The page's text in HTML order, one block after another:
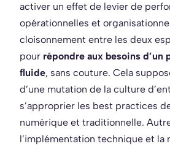
activer un effet de levier de
opérationnelles et
cloisonnement entre les deux
pour répondre aux besoins d’un
fluide, sans couture. Cela
d’une mutation de la culture
s’approprier les best practices
numérique et traditionnelle.
l’implémentation technique et la